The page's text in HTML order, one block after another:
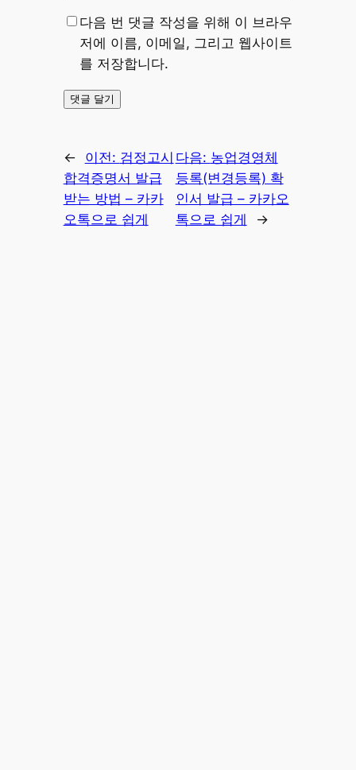
다음 번 댓글 작성을 위해 이 브라우
저에 이름, 이메일, 그리고 웹사이트
를 저장합니다.
← 이전: 검정고시
합격증명서 발급
받는 방법 – 카카
오톡으로 쉽게
다음: 농업경영체
등록(변경등록) 확
인서 발급 – 카카오
톡으로 쉽게
→